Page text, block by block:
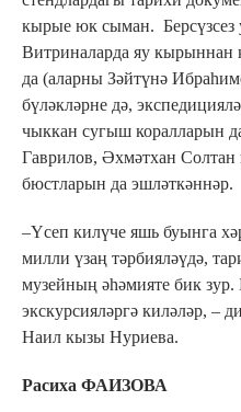
кырые юк сыман. Берсүзсез
Витриналарда яу кырыннан
да (аларны Зәйтүнә
бүләкләрне дә,
чыккан сугыш коралларын
Гаврилов, Әхмәтхан Солтан
бюстларын да эшләткәннәр.
–Үсеп килүче яшь буынга
милли үзаң тәрбияләүдә,
музейның әһәмияте бик зур.
экскурсияләргә киләләр, –
Наил кызы Нуриева.
Расиха ФАИЗОВА